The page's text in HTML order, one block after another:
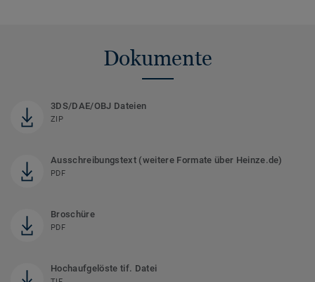
Dokumente
3DS/DAE/OBJ Dateien
ZIP
Ausschreibungstext (weitere Formate über Heinze.de)
PDF
Broschüre
PDF
Hochaufgelöste tif. Datei